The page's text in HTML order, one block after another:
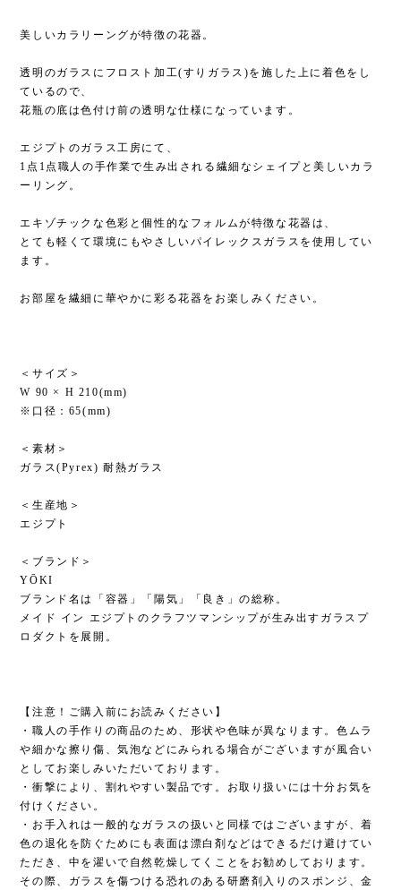
美しいカラリーングが特徴の花器。
透明のガラスにフロスト加工(すりガラス)を施した上に着色をし
ているので、
花瓶の底は色付け前の透明な仕様になっています。
エジプトのガラス工房にて、
1点1点職人の手作業で生み出される繊細なシェイプと美しいカラ
ーリング。
エキゾチックな色彩と個性的なフォルムが特徴な花器は、
とても軽くて環境にもやさしいパイレックスガラスを使用してい
ます。
お部屋を繊細に華やかに彩る花器をお楽しみください。
＜サイズ＞
W 90 × H 210(mm)
※口径：65(mm)
＜素材＞
ガラス(Pyrex) 耐熱ガラス
＜生産地＞
エジプト
＜ブランド＞
YŌKI
ブランド名は「容器」「陽気」「良き」の総称。
メイド イン エジプトのクラフツマンシップが生み出すガラスプ
ロダクトを展開。
【注意！ご購入前にお読みください】
・職人の手作りの商品のため、形状や色味が異なります。色ムラ
や細かな擦り傷、気泡などにみられる場合がございますが風合い
としてお楽しみいただいております。
・衝撃により、割れやすい製品です。お取り扱いには十分お気を
付けください。
・お手入れは一般的なガラスの扱いと同様ではございますが、着
色の退化を防ぐためにも表面は漂白剤などはできるだけ避けてい
ただき、中を濯いで自然乾燥してくことをお勧めしております。
その際、ガラスを傷つける恐れのある研磨剤入りのスポンジ、金